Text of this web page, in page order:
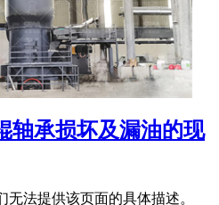
轴承损坏及漏油的现
无法提供该页面的具体描述。